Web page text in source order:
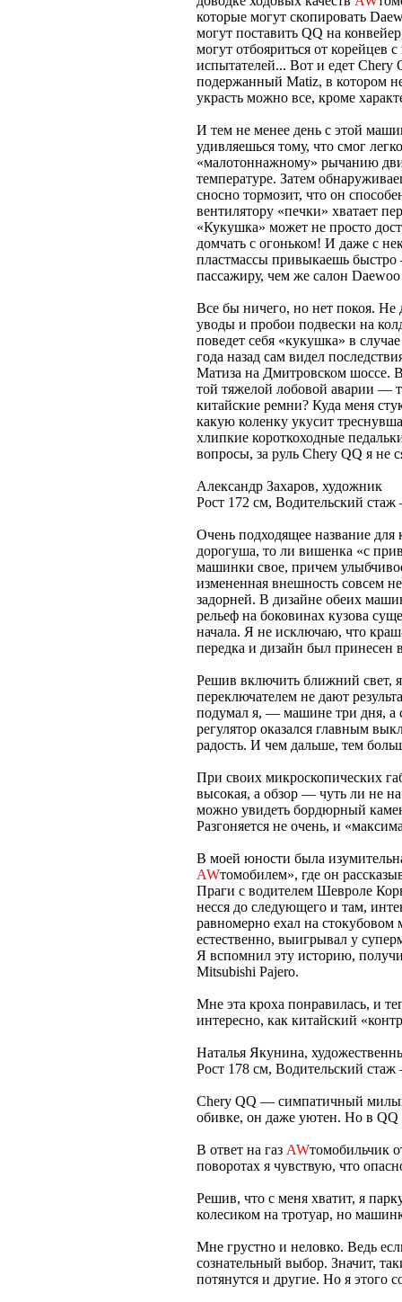
которые могут скопировать
могут поставить QQ на
могут отбояриться от корейцев
испытателей... Вот и едет Chery
подержанный Matiz, в котором
украсть можно все, кроме
И тем не менее день с этой
удивляешься тому, что смог
«малотоннажному» рычанию
температуре. Затем
сносно тормозит, что он
вентилятору «печки» хватает
«Кукушка» может не просто
домчать с огоньком! И даже с
пластмассы привыкаешь
пассажиру, чем же салон
Все бы ничего, но нет покоя. Не
уводы и пробои подвески на
поведет себя «кукушка» в
года назад сам видел
Матиза на Дмитровском шоссе.
той тяжелой лобовой аварии —
китайские ремни? Куда меня
какую коленку укусит
хлипкие короткоходные
вопросы, за руль Chery QQ я не
Александр Захаров, художник
Рост 172 см, Водительский
Очень подходящее название для
дорогуша, то ли вишенка «с
машинки свое, причем
измененная внешность совсем
задорней. В дизайне обеих
рельеф на боковинах кузова
начала. Я не исключаю, что
передка и дизайн был принесен
Решив включить ближний свет,
переключателем не дают
подумал я, — машине три дня, а
регулятор оказался главным
радость. И чем дальше, тем
При своих микроскопических
высокая, а обзор — чуть ли не
можно увидеть бордюрный
Разгоняется не очень, и
В моей юности была
AWтомобилем», где он
Праги с водителем Шевроле
несся до следующего и там,
равномерно ехал на стокубовом
естественно, выигрывал у
Я вспомнил эту историю,
Mitsubishi Pajero.
Мне эта кроха понравилась, и
интересно, как китайский
Наталья Якунина,
Рост 178 см, Водительский
Chery QQ — симпатичный
обивке, он даже уютен. Но в QQ
В ответ на газ AWтомобильчик
поворотах я чувствую, что
Решив, что с меня хватит, я
колесиком на тротуар, но
Мне грустно и неловко. Ведь
сознательный выбор. Значит,
потянутся и другие. Но я этого